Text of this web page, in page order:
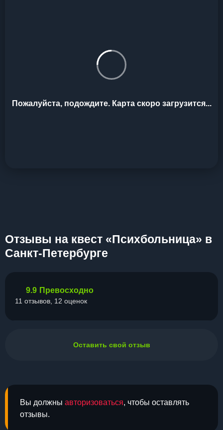
Пожалуйста, подождите. Карта скоро загрузится...
Отзывы на квест «Психбольница» в
Санкт-Петербурге
Вы должны авторизоваться, чтобы оставлять
отзывы.
9.9 Превосходно
11 отзывов, 12 оценок
Оставить свой отзыв